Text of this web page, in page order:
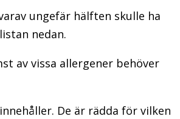
ungefär hälften skulle ha
nedan.
av vissa allergener behöver
De är rädda för vilken